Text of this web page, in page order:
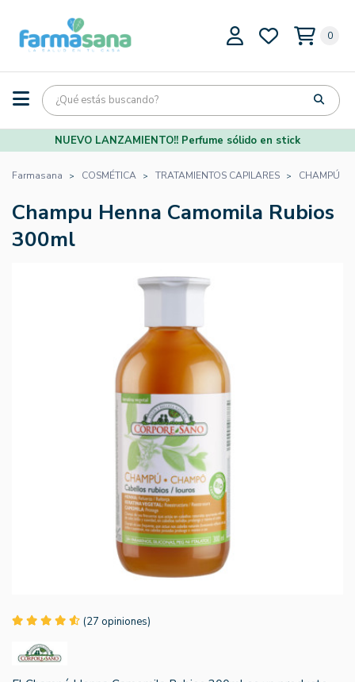
0
NUEVO LANZAMIENTO!! Perfume sólido en stick
Farmasana COSMÉTICA TRATAMIENTOS CAPILARES CHAMPÚ
Champu Henna Camomila Rubios
300ml
(27 opiniones)